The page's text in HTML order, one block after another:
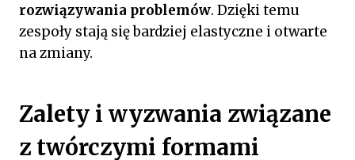
rozwiązywania problemów. Dzięki temu
zespoły stają się bardziej elastyczne i otwarte
na zmiany.
Zalety i wyzwania związane
z twórczymi formami